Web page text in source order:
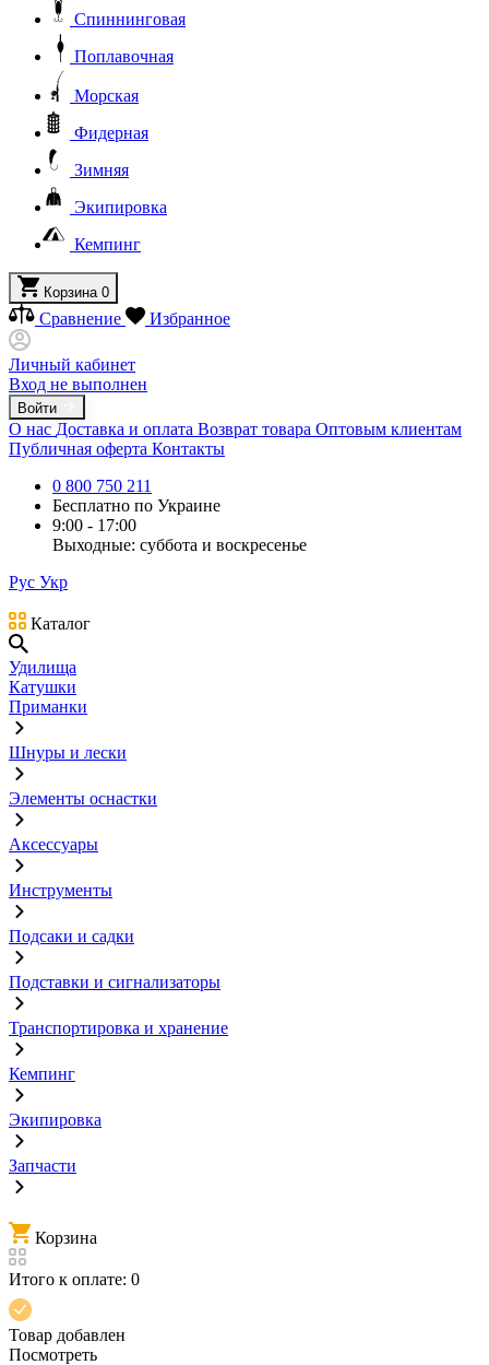
Спиннинговая
Поплавочная
Морская
Фидерная
Зимняя
Экипировка
Кемпинг
Корзина 0
Сравнение Избранное
Личный кабинет
Вход не выполнен
Войти
О нас Доставка и оплата Возврат товара Оптовым клиентам
Публичная оферта Контакты
0 800 750 211
Бесплатно по Украине
9:00 - 17:00
Выходные: суббота и воскресенье
Рус Укр
Каталог
Удилища
Катушки
Приманки
Шнуры и лески
Элементы оснастки
Аксессуары
Инструменты
Подсаки и садки
Подставки и сигнализаторы
Транспортировка и хранение
Кемпинг
Экипировка
Запчасти
Корзина
Итого к оплате: 0
Товар добавлен
Посмотреть